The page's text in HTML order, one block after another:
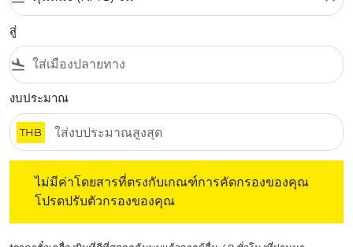
สู่
flight_land
งบประมาณ
THB
ไม่มีค่าโดยสารที่ตรงกับเกณฑ์การคัดกรองของคุณ
โปรดปรับตัวกรองของคุณ